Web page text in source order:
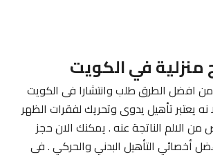
في الكويت
من افضل الطرق طلب وانتشارا فى الكويت
يعتبر تأهيل يدوى وتحريك لفقرات الظهر
من الالم الناتجة عنه . يمكنك الان حجز
أخصائي التأهيل البدني والحركي . فى